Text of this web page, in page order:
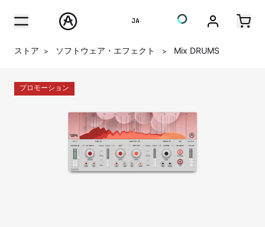
JA
ストア > ソフトウェア・エフェクト > Mix DRUMS
プロモーション